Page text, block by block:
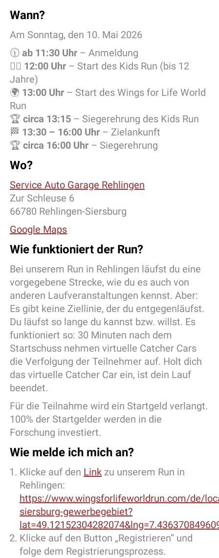
Wann?
Am Sonntag, den 10. Mai 2026
🕦 ab 11:30 Uhr – Anmeldung
🏃‍♂️ 12:00 Uhr – Start des Kids Run (bis 12
Jahre)
🌍 13:00 Uhr – Start des Wings for Life World
Run
🏆 circa 13:15 – Siegerehrung des Kids Run
🏁 13:30 – 16:00 Uhr – Zielankunft
🏆 circa 16:00 Uhr – Siegerehrung
Wo?
Service Auto Garage Rehlingen
Zur Schleuse 6
66780 Rehlingen-Siersburg
Google Maps
Wie funktioniert der Run?
Bei unserem Run in Rehlingen läufst du eine
vorgegebene Strecke, wie du es auch von
anderen Laufveranstaltungen kennst. Aber:
Es gibt keine Ziellinie, der du entgegenläufst.
Du läufst so lange du kannst bzw. willst. Es
funktioniert so: 30 Minuten nach dem
Startschuss nehmen virtuelle Catcher Cars
die Verfolgung der Teilnehmer auf. Holt dich
das virtuelle Catcher Car ein, ist dein Lauf
beendet.
Für die Teilnahme wird ein Startgeld verlangt.
100% der Startgelder werden in die
Forschung investiert.
Wie melde ich mich an?
Klicke auf den Link zu unserem Run in
Rehlingen:
https://www.wingsforlifeworldrun.com/de/
siersburg-gewerbegebiet?
Klicke auf den Button „Registrieren“ und
folge dem Registrierungsprozess.